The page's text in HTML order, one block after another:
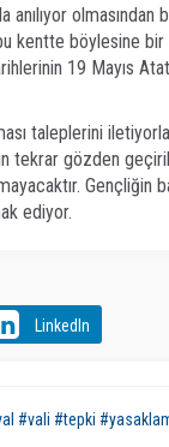
kentte böylesine bir
19 Mayıs
taleplerini
tekrar gözden
Gençliğin
ediyor.
LinkedIn
#vali #tepki